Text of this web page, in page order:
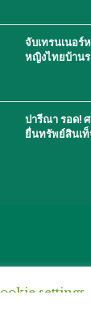
จับเทรนเนอร์
หญิงไทยบ้าน
ปารีณา รอด!
ยื่นทรัพย์สินเ
settings